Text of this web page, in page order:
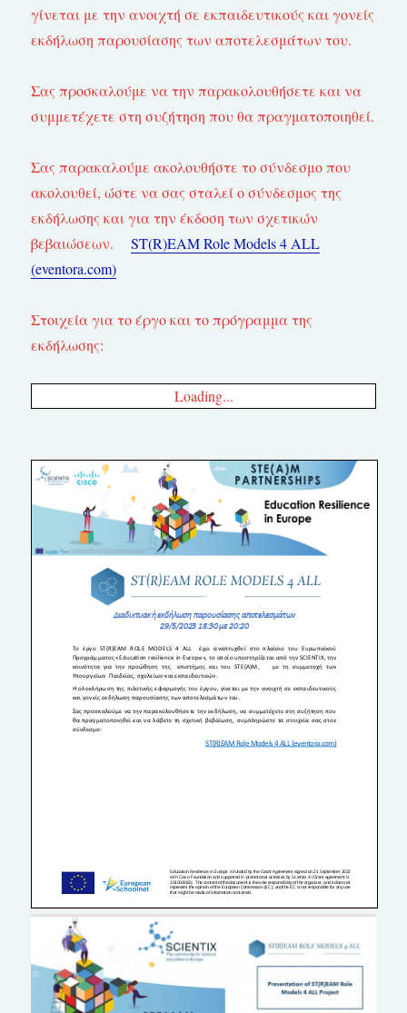
γίνεται με την ανοιχτή σε εκπαιδευτικούς και γονείς
εκδήλωση παρουσίασης των αποτελεσμάτων του.
Σας προσκαλούμε να την παρακολουθήσετε και να
συμμετέχετε στη συζήτηση που θα πραγματοποιηθεί.
Σας παρακαλούμε ακολουθήστε το σύνδεσμο που
ακολουθεί, ώστε να σας σταλεί ο σύνδεσμος της
εκδήλωσης και για την έκδοση των σχετικών
βεβαιώσεων.ST(R)EAM Role Models 4 ALL
(eventora.com)
Στοιχεία για το έργο και το πρόγραμμα της
εκδήλωσης:
Loading...